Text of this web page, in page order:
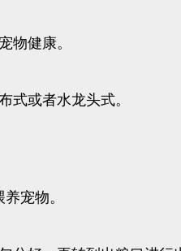
物健康。
式或者水龙头式。
宠物。